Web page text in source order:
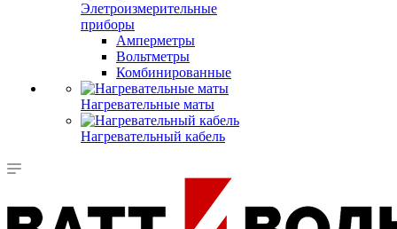
Элетроизмерительные
приборы
Амперметры
Вольтметры
Комбинированные
Нагревательные маты
Нагревательный кабель